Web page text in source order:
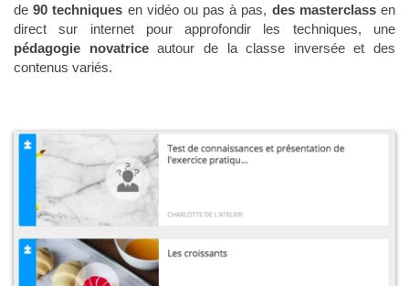
de90 techniques en vidéo ou pas à pas, des masterclassen
direct sur internet pour approfondir les techniques, une
pédagogie novatriceautour de la classe inversée et des
contenus variés.